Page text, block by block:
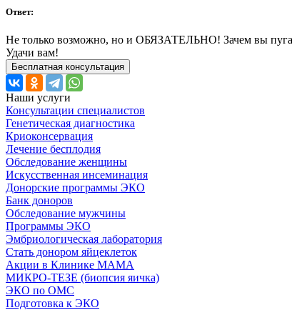
Ответ:
Не только возможно, но и ОБЯЗАТЕЛЬНО! Зачем вы
Удачи вам!
Бесплатная консультация
Наши услуги
Консультации специалистов
Генетическая диагностика
Криоконсервация
Лечение бесплодия
Обследование женщины
Искусственная инсеминация
Донорские программы ЭКО
Банк доноров
Обследование мужчины
Программы ЭКО
Эмбриологическая лаборатория
Стать донором яйцеклеток
Акции в Клинике МАМА
МИКРО-ТЕЗЕ (биопсия яичка)
ЭКО по ОМС
Подготовка к ЭКО